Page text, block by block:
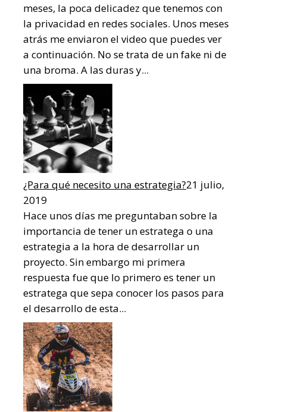
meses, la poca delicadez que tenemos con
la privacidad en redes sociales. Unos meses
atrás me enviaron el video que puedes ver
a continuación. No se trata de un fake ni de
una broma. A las duras y...
¿Para qué necesito una estrategia?21 julio,
2019
Hace unos días me preguntaban sobre la
importancia de tener un estratega o una
estrategia a la hora de desarrollar un
proyecto. Sin embargo mi primera
respuesta fue que lo primero es tener un
estratega que sepa conocer los pasos para
el desarrollo de esta...